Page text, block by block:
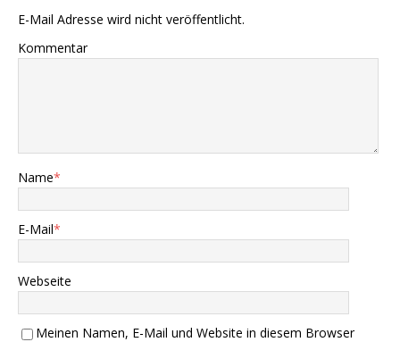
E-Mail Adresse wird nicht veröffentlicht.
Kommentar
Name*
E-Mail*
Webseite
Meinen Namen, E-Mail und Website in diesem Browser